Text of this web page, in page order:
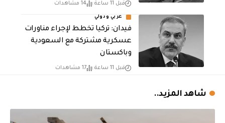
قبل 11 ساعة 14 مشاهدات
عربي ودولي
فيدان: تركيا تخطط لإجراء مناورات
عسكرية مشتركة مع السعودية
وباكستان
قبل 11 ساعة 17 مشاهدات
شاهد المزيد..